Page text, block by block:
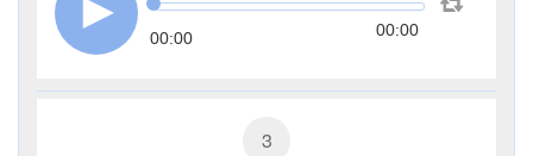
00:00 00:00
3